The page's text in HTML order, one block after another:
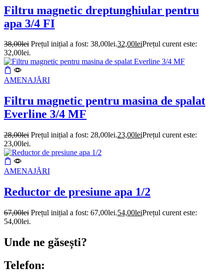
Filtru magnetic dreptunghiular pentru
apa 3/4 FI
38,00lei Prețul inițial a fost: 38,00lei.32,00leiPrețul curent este:
32,00lei.
AMENAJĂRI
Filtru magnetic pentru masina de spalat
Everline 3/4 MF
28,00lei Prețul inițial a fost: 28,00lei.23,00leiPrețul curent este:
23,00lei.
AMENAJĂRI
Reductor de presiune apa 1/2
67,00lei Prețul inițial a fost: 67,00lei.54,00leiPrețul curent este:
54,00lei.
Unde ne găsești?
Telefon: